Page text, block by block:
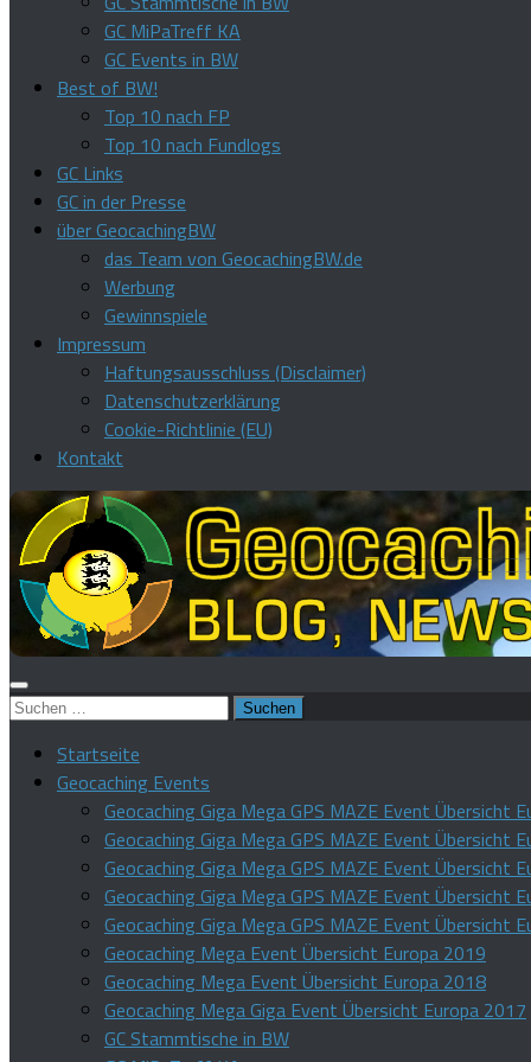
GC MiPaTreff KA
GC Events in BW
Best of BW!
Top 10 nach FP
Top 10 nach Fundlogs
GC Links
GC in der Presse
über GeocachingBW
das Team von GeocachingBW.de
Werbung
Gewinnspiele
Impressum
Haftungsausschluss (Disclaimer)
Datenschutzerklärung
Cookie-Richtlinie (EU)
Kontakt
Suchen
Startseite
Geocaching Events
Geocaching Giga Mega GPS MAZE Event Übersicht
Geocaching Giga Mega GPS MAZE Event Übersicht
Geocaching Giga Mega GPS MAZE Event Übersicht
Geocaching Giga Mega GPS MAZE Event Übersicht
Geocaching Giga Mega GPS MAZE Event Übersicht
Geocaching Mega Event Übersicht Europa 2019
Geocaching Mega Event Übersicht Europa 2018
Geocaching Mega Giga Event Übersicht Europa 2017
GC Stammtische in BW